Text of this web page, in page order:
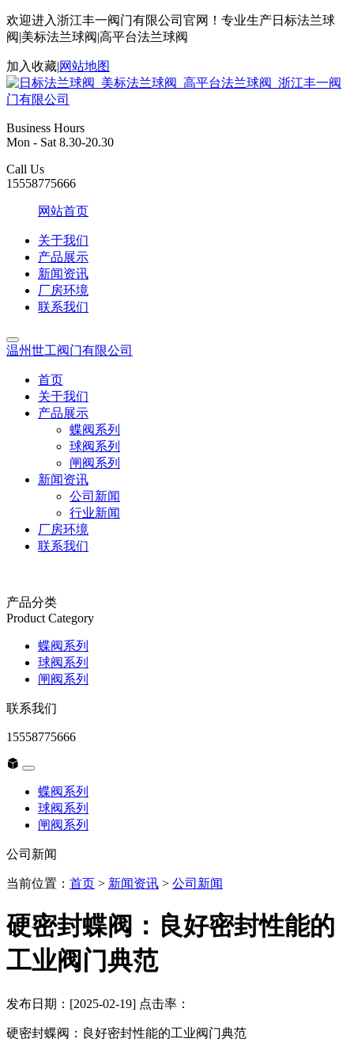
欢迎进入浙江丰一阀门有限公司官网！专业生产日标法兰球
阀|美标法兰球阀|高平台法兰球阀
加入收藏|网站地图
Business Hours
Mon - Sat 8.30-20.30
Call Us
15558775666
网站首页
关于我们
产品展示
新闻资讯
厂房环境
联系我们
温州世工阀门有限公司
首页
关于我们
产品展示
蝶阀系列
球阀系列
闸阀系列
新闻资讯
公司新闻
行业新闻
厂房环境
联系我们
产品分类
Product Category
蝶阀系列
球阀系列
闸阀系列
联系我们
15558775666
蝶阀系列
球阀系列
闸阀系列
公司新闻
当前位置： 首页 > 新闻资讯 > 公司新闻
硬密封蝶阀：良好密封性能的
工业阀门典范
发布日期：[2025-02-19] 点击率：
硬密封蝶阀：良好密封性能的工业阀门典范